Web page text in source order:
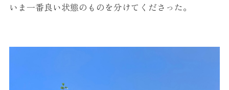
いま一番良い状態のものを分けてくださった。